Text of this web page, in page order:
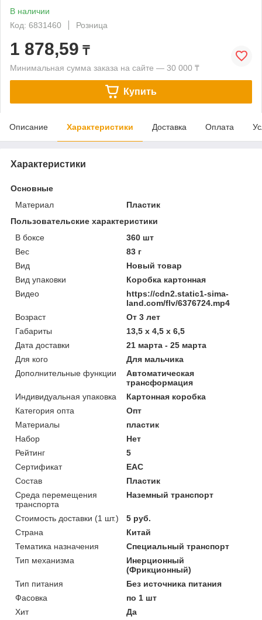
В наличии
Код: 6831460
Розница
1 878,59 ₸
Минимальная сумма заказа на сайте — 30 000 ₸
Купить
Описание Характеристики Доставка Оплата
Характеристики
Основные
Материал
Пластик
Пользовательские характеристики
В боксе
360 шт
Вес
83 г
Вид
Новый товар
Вид упаковки
Коробка картонная
Видео
https://cdn2.static1-sima-
land.com/flv/6376724.mp4
Возраст
От 3 лет
Габариты
13,5 x 4,5 x 6,5
Дата доставки
21 марта - 25 марта
Для кого
Для мальчика
Дополнительные функции
Автоматическая
трансформация
Индивидуальная упаковка
Картонная коробка
Категория опта
Опт
Материалы
пластик
Набор
Нет
Рейтинг
5
Сертификат
ЕАС
Состав
Пластик
Среда перемещения
транспорта
Наземный транспорт
Стоимость доставки (1 шт.)
5 руб.
Страна
Китай
Тематика назначения
Специальный транспорт
Тип механизма
Инерционный
(Фрикционный)
Тип питания
Без источника питания
Фасовка
по 1 шт
Хит
Да